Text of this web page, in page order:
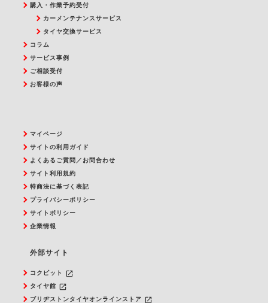
購入・作業予約受付
カーメンテナンスサービス
タイヤ交換サービス
コラム
サービス事例
ご相談受付
お客様の声
マイページ
サイトの利用ガイド
よくあるご質問／お問合わせ
サイト利用規約
特商法に基づく表記
プライバシーポリシー
サイトポリシー
企業情報
外部サイト
コクピット launch
タイヤ館 launch
ブリヂストンタイヤオンラインストア launch